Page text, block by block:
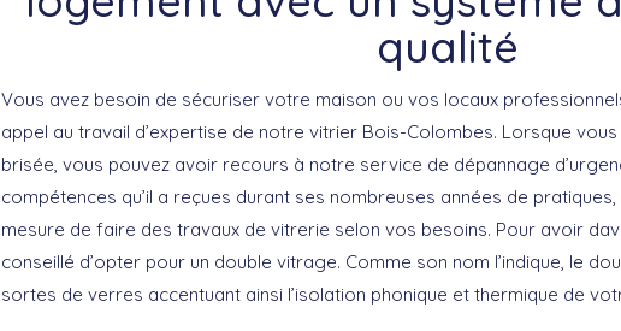
qualité
Vous avez besoin de sécuriser votre maison ou vos locaux
appel au travail d’expertise de notre vitrier Bois-Colombes. Lorsque
brisée, vous pouvez avoir recours à notre service de dépannage
compétences qu’il a reçues durant ses nombreuses années de
mesure de faire des travaux de vitrerie selon vos besoins. Pour avoir
conseillé d’opter pour un double vitrage. Comme son nom l’indique, le
sortes de verres accentuant ainsi l’isolation phonique et thermique de